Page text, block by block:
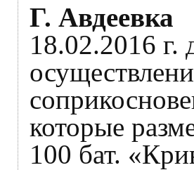
Г. Авдеевка
18.02.2016 г.
которые
100 бат.